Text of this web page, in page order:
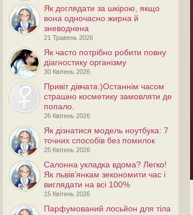
Як доглядати за шкірою, якщо
вона одночасно жирна й
зневоднена
21 Травень 2026
Як часто потрібно робити повну
діагностику організму
30 Квітень 2026
Привiт дiвчата:)Останнім часом
страшно косметику замовляти де
попало.
26 Квітень 2026
Як дізнатися модель ноутбука: 7
точних способів без помилок
25 Квітень 2026
Салонна укладка вдома? Легко!
Як львів’янкам зекономити час і
виглядати на всі 100%
15 Квітень 2026
Парфумований лосьйон для тіла